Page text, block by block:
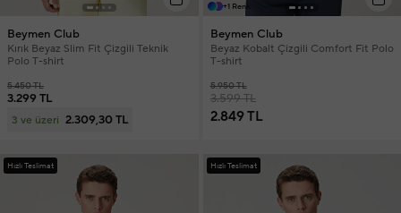
Beymen Club
Kırık Beyaz Slim Fit Çizgili Teknik
Polo T-shirt
5.450 TL
3.299 TL
3 ve üzeri 2.309,30 TL
+1 Renk
Beymen Club
Beyaz Kobalt Çizgili Comfort Fit Polo
T-shirt
5.950 TL
3.599 TL
2.849 TL
Hızlı Teslimat Hızlı Teslimat